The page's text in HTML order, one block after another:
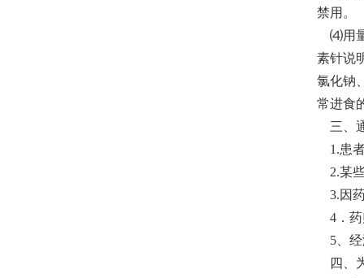
禁用。
⑷用量
素针说
氯化钠
常进食
三、
1.患者
2.某些
3.因
4．药
5、经
四、